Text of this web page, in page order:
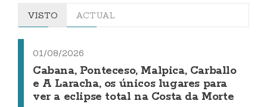
VISTO ACTUAL
01/08/2026
Cabana, Ponteceso, Malpica, Carballo
e A Laracha, os únicos lugares para
ver a eclipse total na Costa da Morte